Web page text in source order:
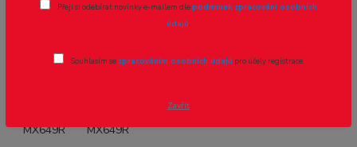
Novinka Akce
Přeji si odebírat novinky e-mailem dlepodmínek zpracování osobních
údajů.
Souhlasím se zpracováním osobních údajů pro účely registrace.
Zavřít